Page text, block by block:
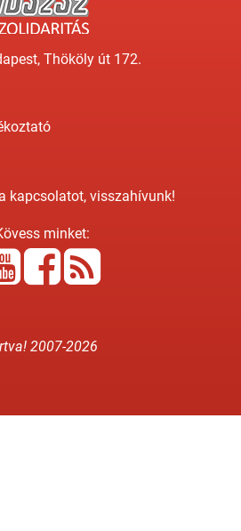
Thököly út 172.
kapcsolatot, visszahívunk!
minket:
2007-2026